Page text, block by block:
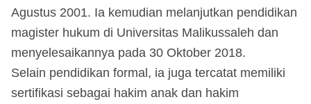
Agustus 2001. Ia kemudian melanjutkan pendidikan
magister hukum di Universitas Malikussaleh dan
menyelesaikannya pada 30 Oktober 2018.
Selain pendidikan formal, ia juga tercatat memiliki
sertifikasi sebagai hakim anak dan hakim